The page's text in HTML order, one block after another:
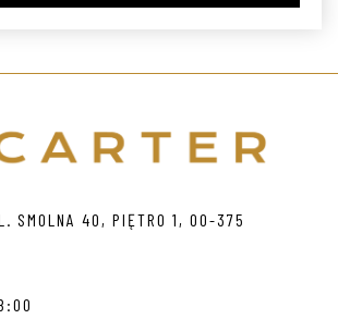
SMOLNA 40, PIĘTRO 1, 00-375